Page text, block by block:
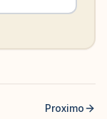
Proximo